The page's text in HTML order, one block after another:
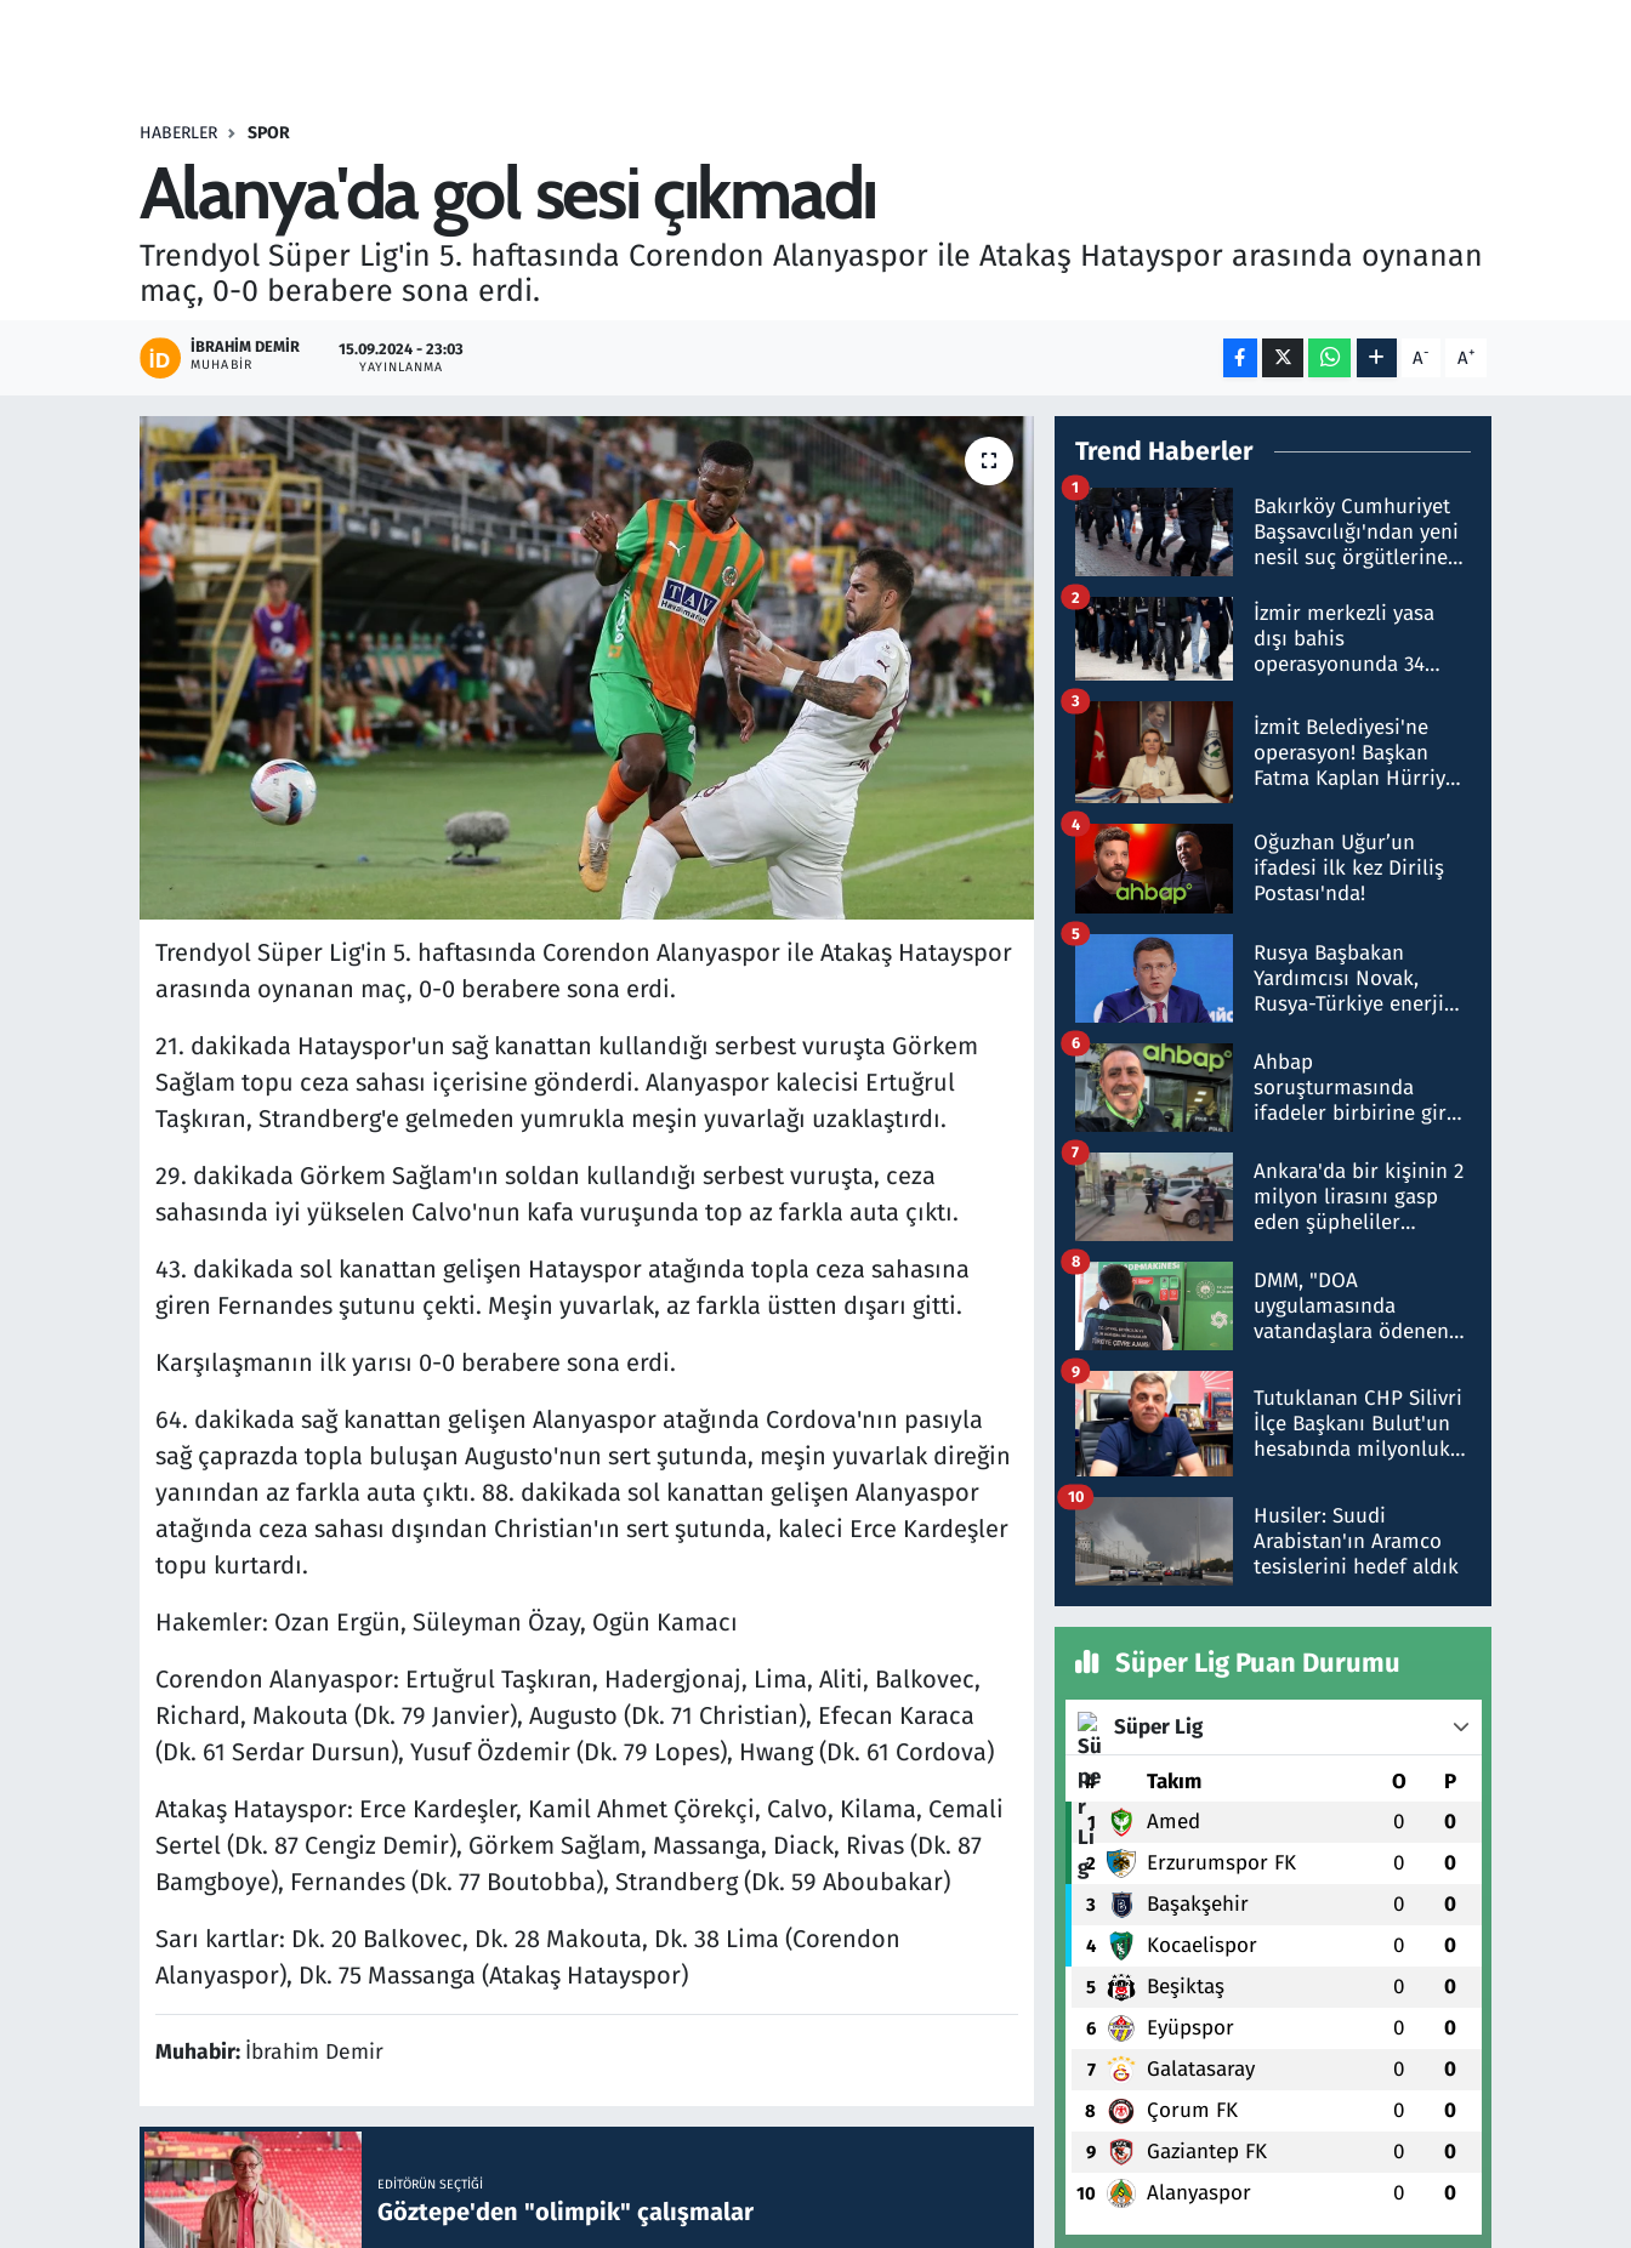
HABERLER SPOR
Alanya'da gol sesi çıkmadı
Trendyol Süper Lig'in 5. haftasında Corendon Alanyaspor ile Atakaş Hatayspor arasında oynanan
maç, 0-0 berabere sona erdi.
İBRAHIM DEMIR
MUHABIR
15.09.2024 - 23:03
YAYINLANMA A- A+
Trendyol Süper Lig'in 5. haftasında Corendon Alanyaspor ile Atakaş Hatayspor
arasında oynanan maç, 0-0 berabere sona erdi.
21. dakikada Hatayspor'un sağ kanattan kullandığı serbest vuruşta Görkem
Sağlam topu ceza sahası içerisine gönderdi. Alanyaspor kalecisi Ertuğrul
Taşkıran, Strandberg'e gelmeden yumrukla meşin yuvarlağı uzaklaştırdı.
29. dakikada Görkem Sağlam'ın soldan kullandığı serbest vuruşta, ceza
sahasında iyi yükselen Calvo'nun kafa vuruşunda top az farkla auta çıktı.
43. dakikada sol kanattan gelişen Hatayspor atağında topla ceza sahasına
giren Fernandes şutunu çekti. Meşin yuvarlak, az farkla üstten dışarı gitti.
Karşılaşmanın ilk yarısı 0-0 berabere sona erdi.
64. dakikada sağ kanattan gelişen Alanyaspor atağında Cordova'nın pasıyla
sağ çaprazda topla buluşan Augusto'nun sert şutunda, meşin yuvarlak direğin
yanından az farkla auta çıktı. 88. dakikada sol kanattan gelişen Alanyaspor
atağında ceza sahası dışından Christian'ın sert şutunda, kaleci Erce Kardeşler
topu kurtardı.
Hakemler: Ozan Ergün, Süleyman Özay, Ogün Kamacı
Corendon Alanyaspor: Ertuğrul Taşkıran, Hadergjonaj, Lima, Aliti, Balkovec,
Richard, Makouta (Dk. 79 Janvier), Augusto (Dk. 71 Christian), Efecan Karaca
(Dk. 61 Serdar Dursun), Yusuf Özdemir (Dk. 79 Lopes), Hwang (Dk. 61 Cordova)
Atakaş Hatayspor: Erce Kardeşler, Kamil Ahmet Çörekçi, Calvo, Kilama, Cemali
Sertel (Dk. 87 Cengiz Demir), Görkem Sağlam, Massanga, Diack, Rivas (Dk. 87
Bamgboye), Fernandes (Dk. 77 Boutobba), Strandberg (Dk. 59 Aboubakar)
Sarı kartlar: Dk. 20 Balkovec, Dk. 28 Makouta, Dk. 38 Lima (Corendon
Alanyaspor), Dk. 75 Massanga (Atakaş Hatayspor)
Muhabir: İbrahim Demir
EDITÖRÜN SEÇTIĞI
Göztepe'den "olimpik" çalışmalar
Trend Haberler
Bakırköy Cumhuriyet
Başsavcılığı'ndan yeni
nesil suç örgütlerine
hakkında gözaltı kararı
1
İzmir merkezli yasa
dışı bahis
operasyonunda 34
Milyar liralık para
trafiği tespit edildi
2
İzmit Belediyesi'ne
operasyon! Başkan
Fatma Kaplan Hürriyet
3
Oğuzhan Uğur’un
ifadesi ilk kez Diriliş
Postası'nda!
4
Rusya Başbakan
Yardımcısı Novak,
Rusya-Türkiye enerji
nitelikte olduğunu
belirtti
5
Ahbap
soruşturmasında
ifadeler birbirine girdi:
ifadelerinden ortaya
çıkan tablo şok etti
6
Ankara'da bir kişinin 2
milyon lirasını gasp
eden şüpheliler
7
DMM, "DOA
uygulamasında
vatandaşlara ödenen
düşürüldüğü" iddiasını
yalanladı
8
Tutuklanan CHP Silivri
İlçe Başkanı Bulut'un
hesabında milyonluk
talimat verdi, ben
gönderdim
9
Husiler: Suudi
Arabistan'ın Aramco
tesislerini hedef aldık
10
Süper Lig Puan Durumu
Süper Lig
# Takım O P
1 Amed 0 0
2 Erzurumspor FK 0 0
3 Başakşehir 0 0
4 Kocaelispor 0 0
5 Beşiktaş 0 0
6 Eyüpspor 0 0
7 Galatasaray 0 0
8 Çorum FK 0 0
9 Gaziantep FK 0 0
10 Alanyaspor 0 0
Savunma Sanayi
Seçim 2023
Teknoloji ve Bilim
Televizyon